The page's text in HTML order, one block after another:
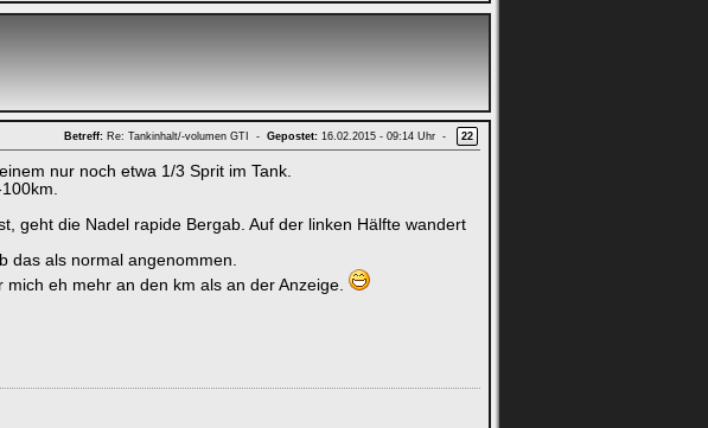
Betreff: Re: Tankinhalt/-volumen GTI - Gepostet: 16.02.2015 - 09:14 Uhr - 22
nur noch etwa 1/3 Sprit im Tank.
geht die Nadel rapide Bergab. Auf der linken Hälfte wandert
das als normal angenommen.
eh mehr an den km als an der Anzeige.